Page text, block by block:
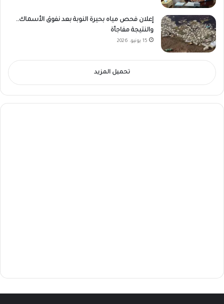
إعلان فحص مياه بحيرة النوبة بعد نفوق الأسماك..
والنتيجة مفاجأة
15 يونيو، 2026
تحميل المزيد